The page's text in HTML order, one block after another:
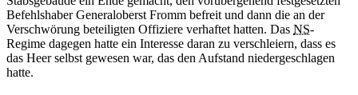
Misslungenes Attentat: Unmittelbar nach dem Anschlag
besichtigt Benito Mussolini zusammen mit Adolf Hitler
den zerstörten Konferenzraum im Führerhauptquartier